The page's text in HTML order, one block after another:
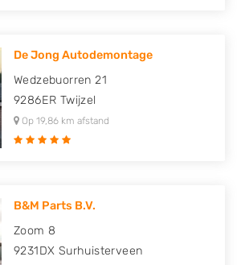
De Jong Autodemontage
Wedzebuorren 21
9286ER Twijzel
Op 19,86 km afstand
B&M Parts B.V.
Zoom 8
9231DX Surhuisterveen